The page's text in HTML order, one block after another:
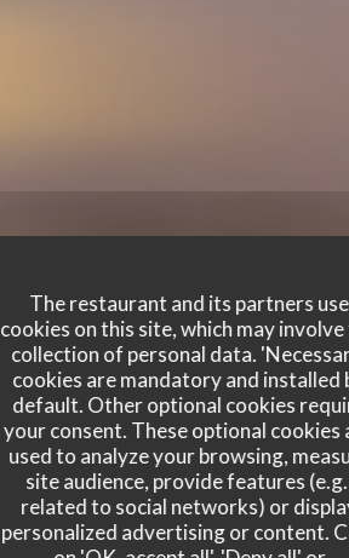
The restaurant and its partners use
cookies on this site, which may
collection of personal data.
cookies are mandatory and installed
default. Other optional cookies
your consent. These optional cookies
used to analyze your browsing,
site audience, provide features
related to social networks) or
personalized advertising or content.